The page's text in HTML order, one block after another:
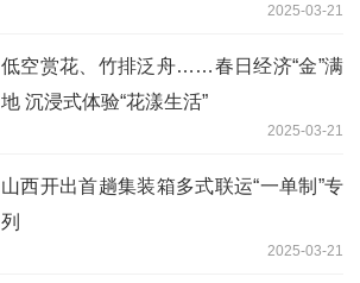
2025-03-21
低空赏花、竹排泛舟……春日经济“金”满
地 沉浸式体验“花漾生活”
2025-03-21
山西开出首趟集装箱多式联运“一单制”专
列
2025-03-21